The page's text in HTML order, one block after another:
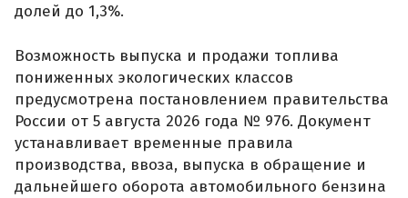
долей до 1,3%.
Возможность выпуска и продажи топлива
пониженных экологических классов
предусмотрена постановлением правительства
России от 5 августа 2026 года № 976. Документ
устанавливает временные правила
производства, ввоза, выпуска в обращение и
дальнейшего оборота автомобильного бензина